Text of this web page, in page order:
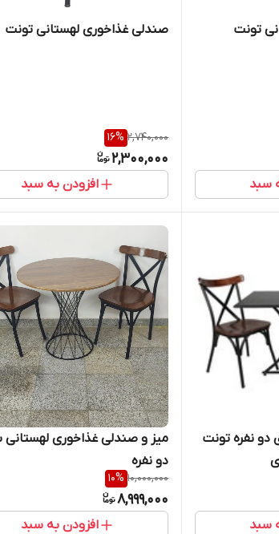
تونت
سبد
صندلی غذاخوری لهستانی تونت
2,740,000
16%
2,300,000
افزودن به سبد
دو نفره تونت
سبد
میز و صندلی غذاخوری
دو نفره
10,000,000
10%
8,999,000
افزودن به سبد